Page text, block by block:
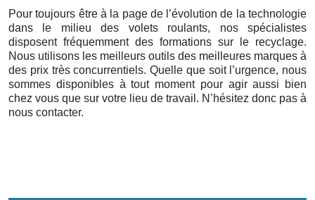
Pour toujours être à la page de l’évolution de la technologie
dans le milieu des volets roulants, nos spécialistes
disposent fréquemment des formations sur le recyclage.
Nous utilisons les meilleurs outils des meilleures marques à
des prix très concurrentiels. Quelle que soit l’urgence, nous
sommes disponibles à tout moment pour agir aussi bien
chez vous que sur votre lieu de travail. N’hésitez donc pas à
nous contacter.